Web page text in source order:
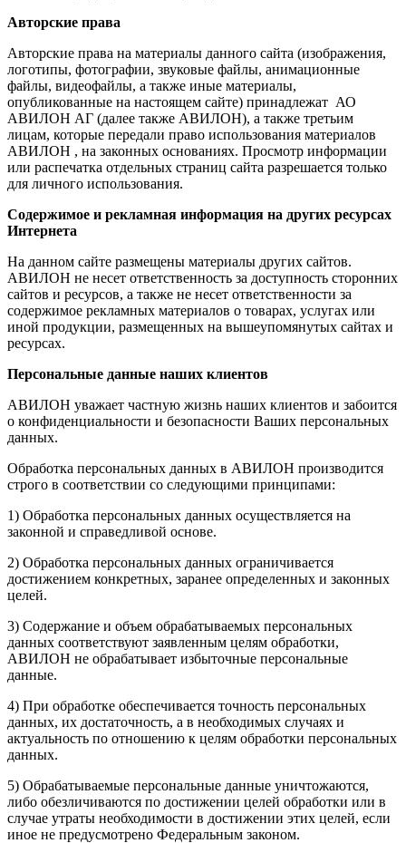
Авторские права
Авторские права на материалы данного сайта (изображения,
логотипы, фотографии, звуковые файлы, анимационные
файлы, видеофайлы, а также иные материалы,
опубликованные на настоящем сайте) принадлежат АО
АВИЛОН АГ (далее также АВИЛОН), а также третьим
лицам, которые передали право использования материалов
АВИЛОН , на законных основаниях. Просмотр информации
или распечатка отдельных страниц сайта разрешается только
для личного использования.
Содержимое и рекламная информация на других ресурсах
Интернета
На данном сайте размещены материалы других сайтов.
АВИЛОН не несет ответственность за доступность сторонних
сайтов и ресурсов, а также не несет ответственности за
содержимое рекламных материалов о товарах, услугах или
иной продукции, размещенных на вышеупомянутых сайтах и
ресурсах.
Персональные данные наших клиентов
АВИЛОН уважает частную жизнь наших клиентов и забоится
о конфиденциальности и безопасности Ваших персональных
данных.
Обработка персональных данных в АВИЛОН производится
строго в соответствии со следующими принципами:
1) Обработка персональных данных осуществляется на
законной и справедливой основе.
2) Обработка персональных данных ограничивается
достижением конкретных, заранее определенных и законных
целей.
3) Содержание и объем обрабатываемых персональных
данных соответствуют заявленным целям обработки,
АВИЛОН не обрабатывает избыточные персональные
данные.
4) При обработке обеспечивается точность персональных
данных, их достаточность, а в необходимых случаях и
актуальность по отношению к целям обработки персональных
данных.
5) Обрабатываемые персональные данные уничтожаются,
либо обезличиваются по достижении целей обработки или в
случае утраты необходимости в достижении этих целей, если
иное не предусмотрено Федеральным законом.